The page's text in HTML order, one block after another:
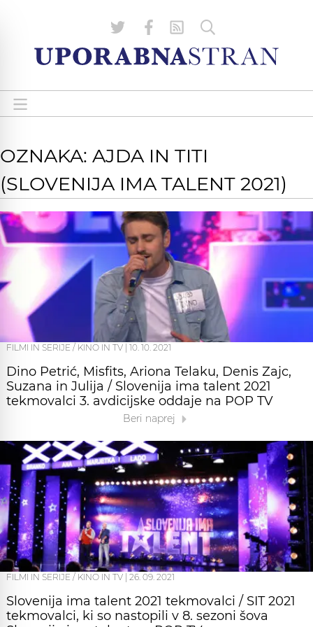
OZNAKA: AJDA IN TITI
(SLOVENIJA IMA TALENT 2021)
FILMI IN SERIJE / KINO IN TV 10. 10. 2021
Dino Petrić, Misfits, Ariona Telaku, Denis Zajc,
Suzana in Julija / Slovenija ima talent 2021
tekmovalci 3. avdicijske oddaje na POP TV
Beri naprej
FILMI IN SERIJE / KINO IN TV 26. 09. 2021
Slovenija ima talent 2021 tekmovalci / SIT 2021
tekmovalci, ki so nastopili v 8. sezoni šova